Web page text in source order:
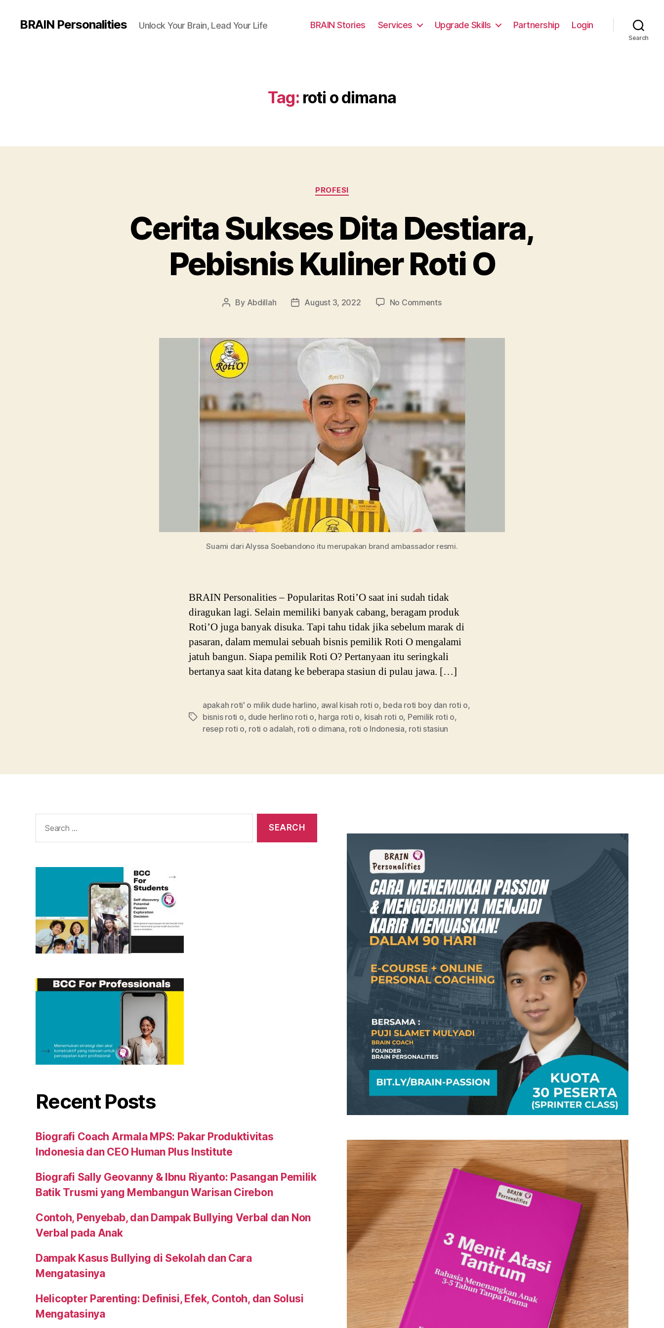
BRAIN Personalities Unlock Your Brain, Lead Your Life BRAIN Stories Services Upgrade Skills Partnership Login
Search
Tag: roti o dimana
Categories
PROFESI
Cerita Sukses Dita Destiara,
Pebisnis Kuliner Roti O
Post
By Abdillah
PostAugust 3, 2022 No Commentson
Dita
O
Suami dari Alyssa Soebandono itu merupakan brand ambassador resmi.
BRAIN Personalities – Popularitas Roti’O saat ini sudah tidak
diragukan lagi. Selain memiliki banyak cabang, beragam produk
Roti’O juga banyak disuka. Tapi tahu tidak jika sebelum marak di
pasaran, dalam memulai sebuah bisnis pemilik Roti O mengalami
jatuh bangun. Siapa pemilik Roti O? Pertanyaan itu seringkali
bertanya saat kita datang ke beberapa stasiun di pulau jawa. […]
Tags
apakah roti' o milik dude harlino, awal kisah roti o, beda roti boy dan roti o,
bisnis roti o, dude herlino roti o, harga roti o, kisah roti o, Pemilik roti o,
resep roti o, roti o adalah, roti o dimana, roti o Indonesia, roti stasiun
for:
Recent Posts
Biografi Coach Armala MPS: Pakar Produktivitas
Indonesia dan CEO Human Plus Institute
Biografi Sally Geovanny & Ibnu Riyanto: Pasangan Pemilik
Batik Trusmi yang Membangun Warisan Cirebon
Contoh, Penyebab, dan Dampak Bullying Verbal dan Non
Verbal pada Anak
Dampak Kasus Bullying di Sekolah dan Cara
Mengatasinya
Helicopter Parenting: Definisi, Efek, Contoh, dan Solusi
Mengatasinya